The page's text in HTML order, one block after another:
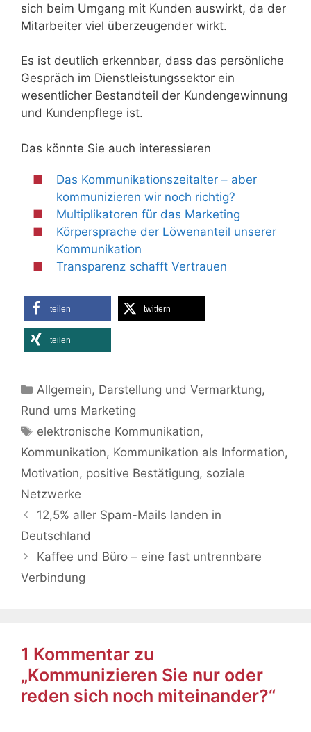
sich beim Umgang mit Kunden auswirkt, da der
Mitarbeiter viel überzeugender wirkt.
Es ist deutlich erkennbar, dass das persönliche
Gespräch im Dienstleistungssektor ein
wesentlicher Bestandteil der Kundengewinnung
und Kundenpflege ist.
Das könnte Sie auch interessieren
Das Kommunikationszeitalter – aber
kommunizieren wir noch richtig?
Multiplikatoren für das Marketing
Körpersprache der Löwenanteil unserer
Kommunikation
Transparenz schafft Vertrauen
teilen twittern
teilen
Kategorien
Allgemein, Darstellung und Vermarktung,
Rund ums Marketing
Schlagwörter
elektronische Kommunikation,
Kommunikation, Kommunikation als Information,
Motivation, positive Bestätigung, soziale
Netzwerke
12,5% aller Spam-Mails landen in
Deutschland
Kaffee und Büro – eine fast untrennbare
Verbindung
1 Kommentar zu
„Kommunizieren Sie nur oder
reden sich noch miteinander?“